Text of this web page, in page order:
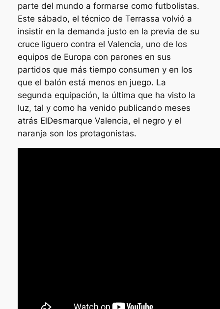
parte del mundo a formarse como futbolistas.
Este sábado, el técnico de Terrassa volvió a
insistir en la demanda justo en la previa de su
cruce liguero contra el Valencia, uno de los
equipos de Europa con parones en sus
partidos que más tiempo consumen y en los
que el balón está menos en juego. La
segunda equipación, la última que ha visto la
luz, tal y como ha venido publicando meses
atrás ElDesmarque Valencia, el negro y el
naranja son los protagonistas.